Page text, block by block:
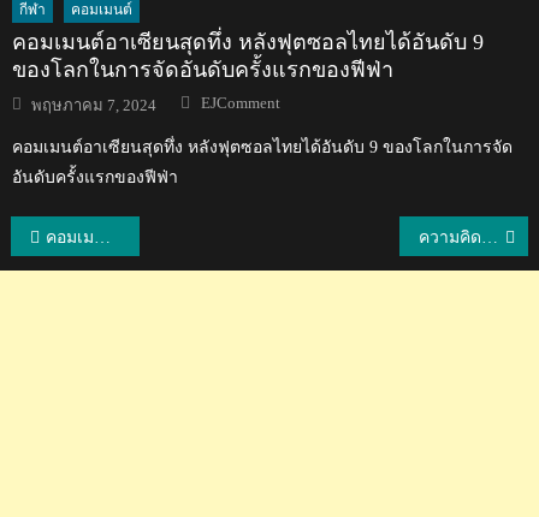
กีฬา คอมเมนต์
คอมเมนต์อาเซียนสุดทึ่ง หลังฟุตซอลไทยได้อันดับ 9
ของโลกในการจัดอันดับครั้งแรกของฟีฟ่า
Posted
on
พฤษภาคม 7, 2024 Author
EJComment
คอมเมนต์อาเซียนสุดทึ่ง หลังฟุตซอลไทยได้อันดับ 9 ของโลกในการจัด
อันดับครั้งแรกของฟีฟ่า
แนะแนว
คอมเมนต์แฟนบอลญี่ปุ่นหลังชนาธิปคว้ารางวัล 11 ผู้เล่นยอดเยี่ยมเจลีก 2018 ความคิดเห็นแฟนบอลเวียดนามหลังชนาธิปคว้ารางวัล 11 ผู้เล่นยอดเยี่ยมเจลีก 2018